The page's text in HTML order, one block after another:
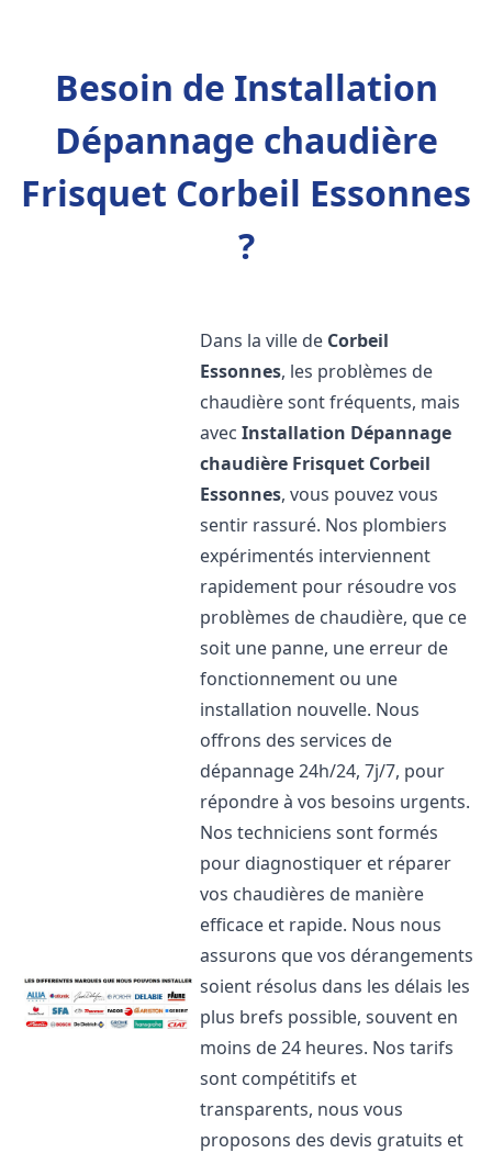
Besoin de Installation
Dépannage chaudière
Frisquet Corbeil Essonnes
?
Dans la ville de Corbeil
Essonnes, les problèmes de
chaudière sont fréquents, mais
avecInstallation Dépannage
chaudière Frisquet Corbeil
Essonnes, vous pouvez vous
sentir rassuré. Nos plombiers
expérimentés interviennent
rapidement pour résoudre vos
problèmes de chaudière, que ce
soit une panne, une erreur de
fonctionnement ou une
installation nouvelle. Nous
offrons des services de
dépannage 24h/24, 7j/7, pour
répondre à vos besoins urgents.
Nos techniciens sont formés
pour diagnostiquer et réparer
vos chaudières de manière
efficace et rapide. Nous nous
assurons que vos dérangements
soient résolus dans les délais les
plus brefs possible, souvent en
moins de 24 heures. Nos tarifs
sont compétitifs et
transparents, nous vous
proposons des devis gratuits et